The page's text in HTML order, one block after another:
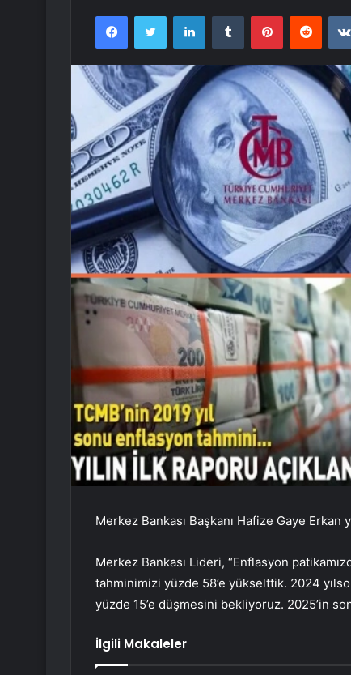
FacebookTwitter LinkedInTumblr Pinterest
Merkez Bankası Başkanı Hafize Gaye Erkan
Merkez Bankası Lideri, “Enflasyon
tahminimizi yüzde 58’e yükselttik. 2024
yüzde 15’e düşmesini bekliyoruz. 2025’in
İlgili Makaleler